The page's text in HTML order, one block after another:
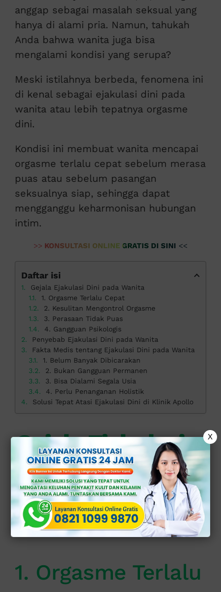
anggap sebagai masalah seksual yang
hanya di alami pria. Namun, tahukah
Anda bahwa wanita juga bisa
mengalami kondisi yang serupa?
Meski istilahnya berbeda, fenomena ini
di kenal sebagai ejakulasi dini pada
wanita atau lebih tepatnya orgasme
dini.
Kondisi ini membuat wanita mencapai
orgasme terlalu cepat sebelum merasa
puas atau sebelum pasangan
seksualnya siap, sehingga dapat
mengganggu keharmonisan hubungan
intim.
>> KONSULTASI ONLINE GRATIS DI SINI <<
Daftar isi
Gejala Ejakulasi Dini pada Wanita
1. Orgasme Terlalu Cepat
2. Kesulitan Mengontrol Orgasme
3. Perasaan Tidak Puas
4. Gangguan Psikologis
Penyebab Ejakulasi Dini pada Wanita
Fakta Medis tentang Ejakulasi Dini pada Wanita
1. Belum Banyak Dibicarakan
2. Bukan Gangguan Permanen
3. Bisa Dialami Segala Usia
4. Perlu Penanganan Holistik
Solusi Tepat Atasi Ejakulasi Dini di Klinik Apollo
Gejala Ejakulasi
Dini pada Wanita
Ejakulasi dini pada wanita bisa di
kenali melalui beberapa tanda, antara
lain:
1. Orgasme Terlalu
X